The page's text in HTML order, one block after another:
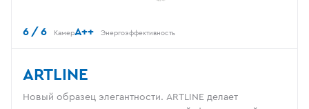
6 / 6 КамерA++ Энергоэффективность
ARTLINE
Новый образец элегантности. ARTLINE делает